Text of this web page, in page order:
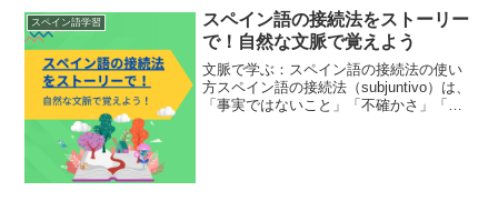
スペイン語学習
スペイン語の接続法をストーリー
で！自然な文脈で覚えよう
文脈で学ぶ：スペイン語の接続法の使い
方スペイン語の接続法（subjuntivo）は、
「事実ではないこと」「不確かさ」「感